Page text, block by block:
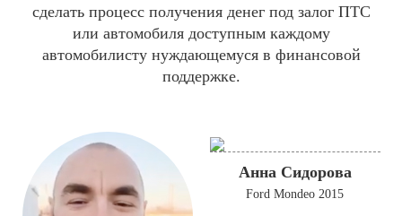
сделать процесс получения денег под залог ПТС
или автомобиля доступным каждому
автомобилисту нуждающемуся в финансовой
поддержке.
Анна Сидорова
Ford Mondeo 2015